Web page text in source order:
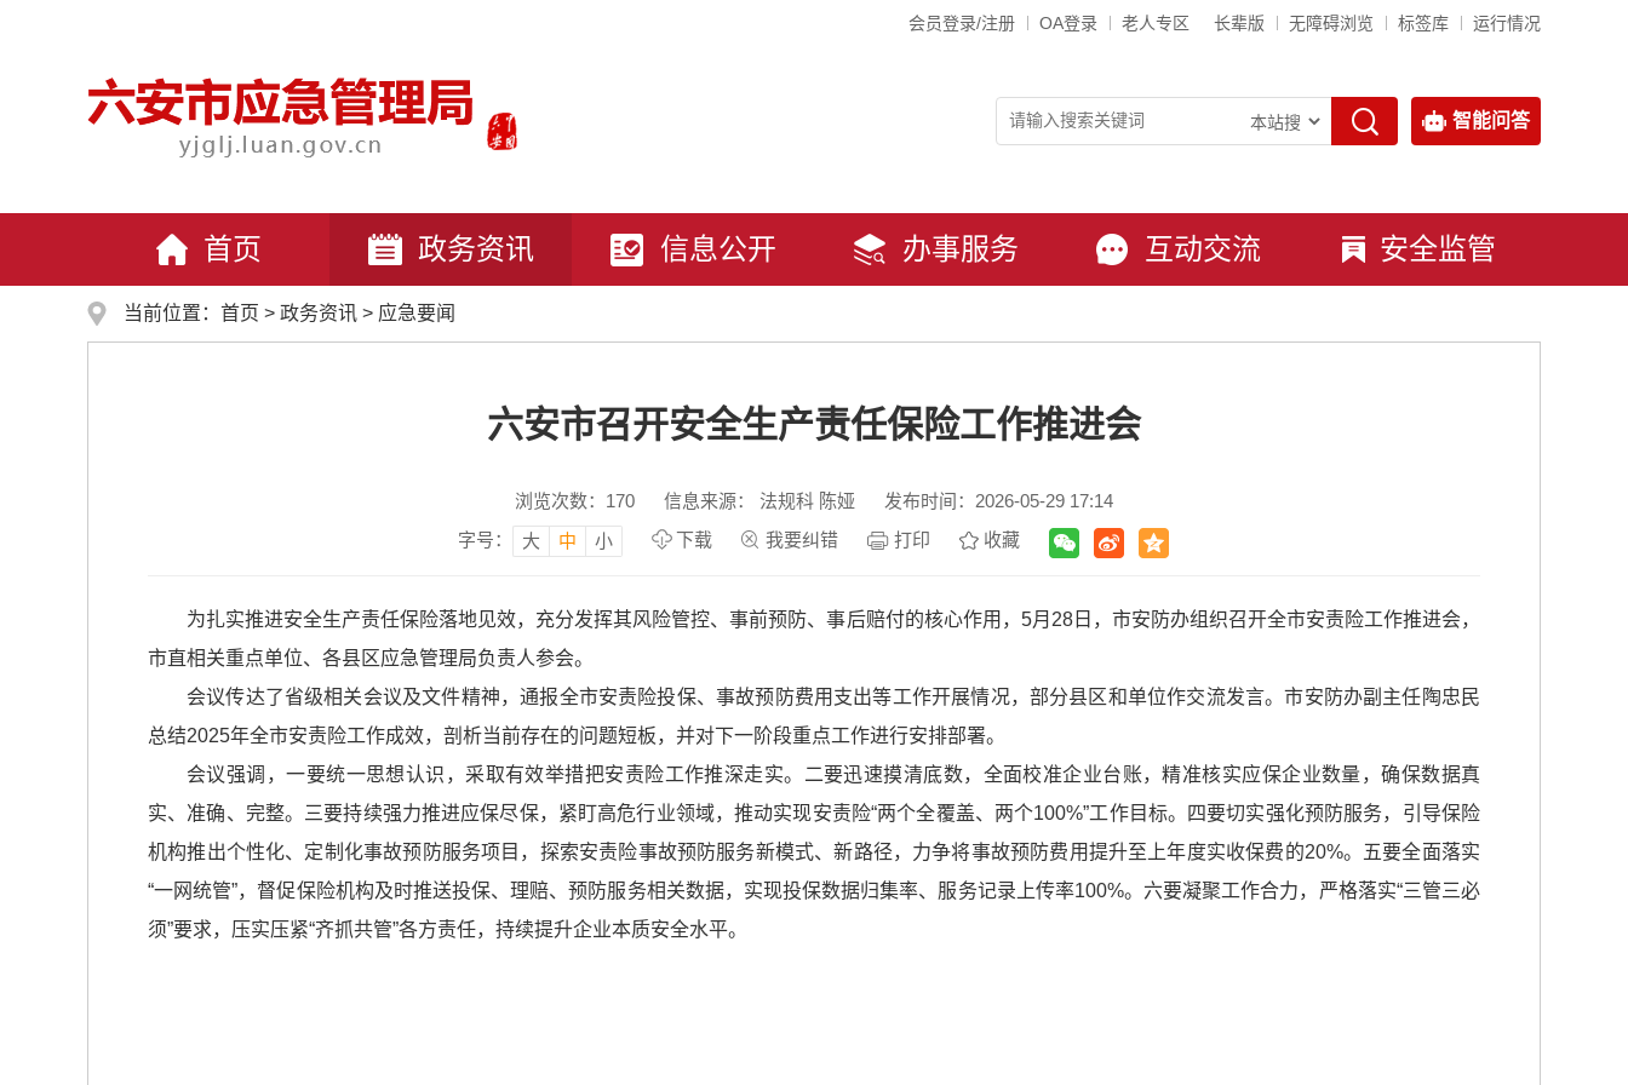
会员登录/注册 OA登录 老人专区 长辈版 无障碍浏览 标签库 运行情况
智能问答
首页 政务资讯 信息公开 办事服务 互动交流 安全监管
当前位置： 首页 > 政务资讯 > 应急要闻
六安市召开安全生产责任保险工作推进会
浏览次数： 170 信息来源： 法规科 陈娅
发布时间：2026-05-29 17:14
字号：
大 中 小 下载 我要纠错 打印 收藏
为扎实推进安全生产责任保险落地见效，充分发挥其风险管控、事前预防、事后赔付的核心作用，5月28日，市安防办组织召开全市安责险工作推进会，
市直相关重点单位、各县区应急管理局负责人参会。
会议传达了省级相关会议及文件精神，通报全市安责险投保、事故预防费用支出等工作开展情况，部分县区和单位作交流发言。市安防办副主任陶忠民
总结2025年全市安责险工作成效，剖析当前存在的问题短板，并对下一阶段重点工作进行安排部署。
会议强调，一要统一思想认识，采取有效举措把安责险工作推深走实。二要迅速摸清底数，全面校准企业台账，精准核实应保企业数量，确保数据真
实、准确、完整。三要持续强力推进应保尽保，紧盯高危行业领域，推动实现安责险“两个全覆盖、两个100%”工作目标。四要切实强化预防服务，引导保险
机构推出个性化、定制化事故预防服务项目，探索安责险事故预防服务新模式、新路径，力争将事故预防费用提升至上年度实收保费的20%。五要全面落实
“一网统管”，督促保险机构及时推送投保、理赔、预防服务相关数据，实现投保数据归集率、服务记录上传率100%。六要凝聚工作合力，严格落实“三管三必
须”要求，压实压紧“齐抓共管”各方责任，持续提升企业本质安全水平。